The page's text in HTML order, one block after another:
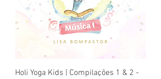
Holi Yoga Kids | Compilações 1 & 2 -